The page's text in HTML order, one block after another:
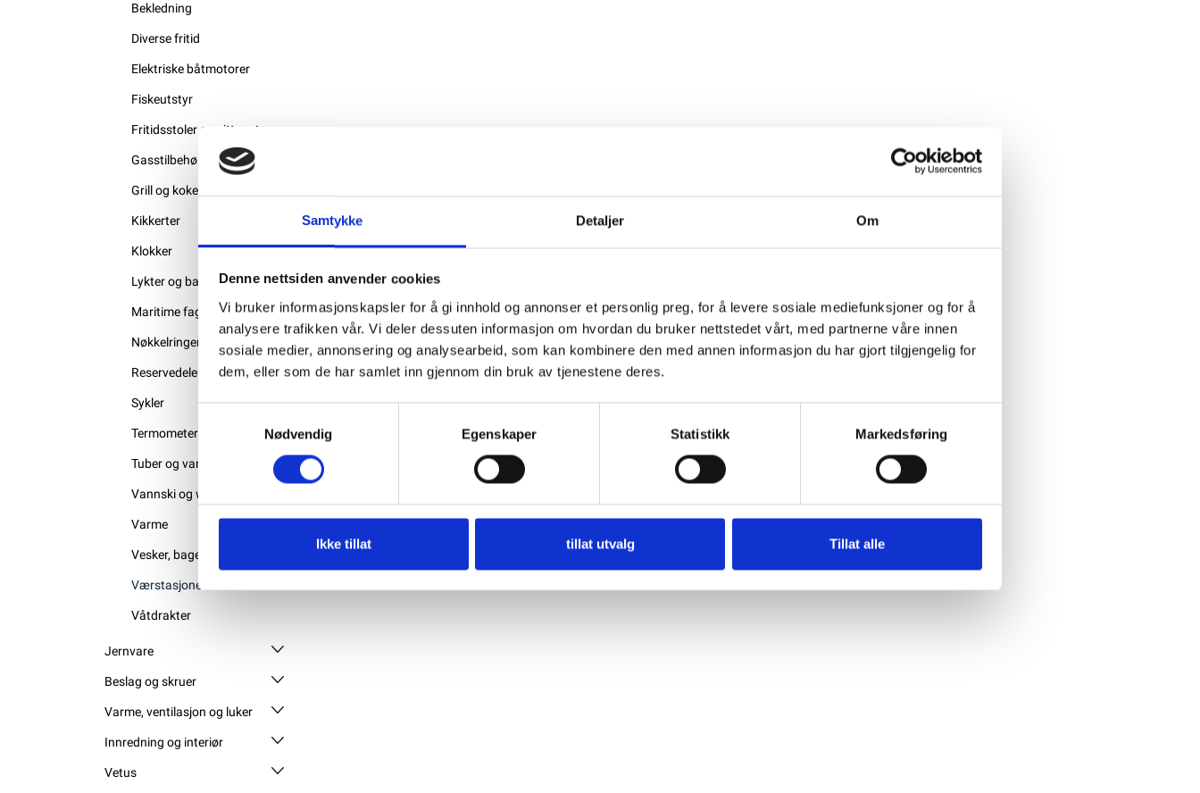
Samtykke Detaljer Om
Denne nettsiden anvender cookies
Vi bruker informasjonskapsler for å gi innhold og annonser et personlig preg, for å levere sosiale mediefunksjoner og for å
analysere trafikken vår. Vi deler dessuten informasjon om hvordan du bruker nettstedet vårt, med partnerne våre innen
sosiale medier, annonsering og analysearbeid, som kan kombinere den med annen informasjon du har gjort tilgjengelig for
dem, eller som de har samlet inn gjennom din bruk av tjenestene deres.
Nødvendig
Egenskaper Statistikk Markedsføring
Ikke tillat tillat utvalg Tillat alle
Bekledning
Diverse fritid
Elektriske båtmotorer
Fiskeutstyr
Fritidsstoler og sitteputer
Gasstilbehør
Grill og kokeutstyr
Kikkerter
Klokker
Lykter og batterier
Maritime fagbøker
Nøkkelringer
Reservedeler
Sykler
Termometere
Tuber og vannsportleker
Vannski og wakeboard
Varme
Vesker, bager og oppbevaring
Værstasjoner
Våtdrakter
Jernvare
Beslag og skruer
Varme, ventilasjon og luker
Innredning og interiør
Vetus